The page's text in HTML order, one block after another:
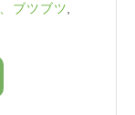
ブツブツ,